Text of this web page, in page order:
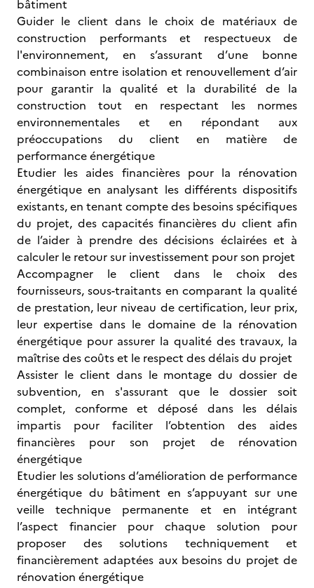
bâtiment
Guider le client dans le choix de matériaux de
construction performants et respectueux de
l'environnement, en s’assurant d’une bonne
combinaison entre isolation et renouvellement d’air
pour garantir la qualité et la durabilité de la
construction tout en respectant les normes
environnementales et en répondant aux
préoccupations du client en matière de
performance énergétique
Etudier les aides financières pour la rénovation
énergétique en analysant les différents dispositifs
existants, en tenant compte des besoins spécifiques
du projet, des capacités financières du client afin
de l’aider à prendre des décisions éclairées et à
calculer le retour sur investissement pour son projet
Accompagner le client dans le choix des
fournisseurs, sous-traitants en comparant la qualité
de prestation, leur niveau de certification, leur prix,
leur expertise dans le domaine de la rénovation
énergétique pour assurer la qualité des travaux, la
maîtrise des coûts et le respect des délais du projet
Assister le client dans le montage du dossier de
subvention, en s'assurant que le dossier soit
complet, conforme et déposé dans les délais
impartis pour faciliter l’obtention des aides
financières pour son projet de rénovation
énergétique
Etudier les solutions d’amélioration de performance
énergétique du bâtiment en s’appuyant sur une
veille technique permanente et en intégrant
l’aspect financier pour chaque solution pour
proposer des solutions techniquement et
financièrement adaptées aux besoins du projet de
rénovation énergétique